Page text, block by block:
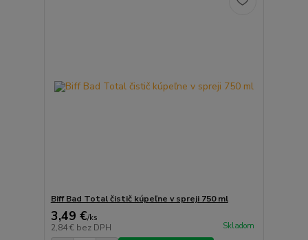
Biff Bad Total čistič kúpeľne v spreji 750 ml
3,49 €/ks
2,84 € bez DPH Skladom